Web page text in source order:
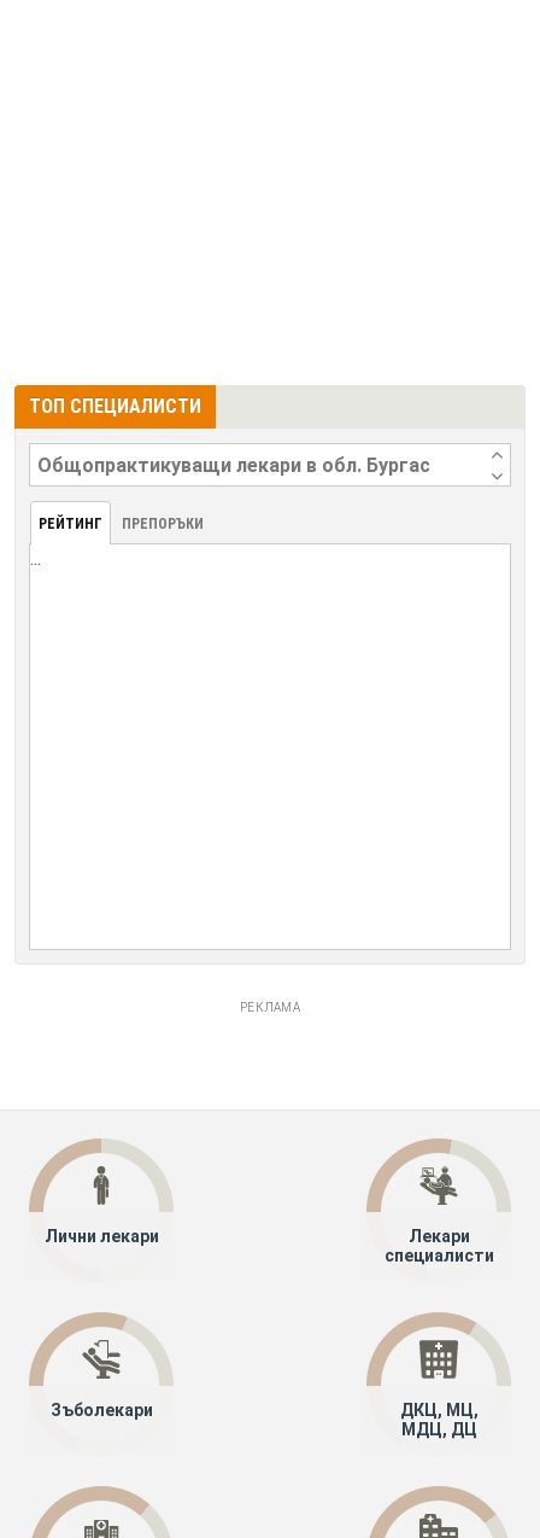
ТОП СПЕЦИАЛИСТИ
РЕЙТИНГ ПРЕПОРЪКИ
...
РЕКЛАМА
Лични лекари
Лекари
специалисти
Зъболекари
ДКЦ, МЦ,
МДЦ, ДЦ